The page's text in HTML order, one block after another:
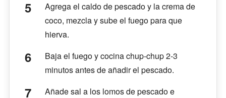
Agrega el caldo de pescado y la crema de
coco, mezcla y sube el fuego para que
hierva.
Baja el fuego y cocina chup-chup 2-3
minutos antes de añadir el pescado.
Añade sal a los lomos de pescado e